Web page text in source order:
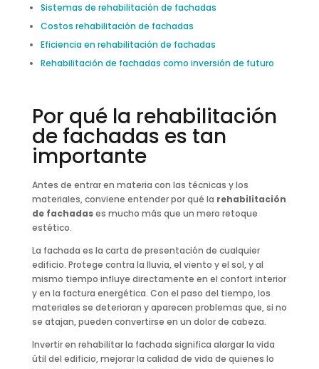
Sistemas de rehabilitación de fachadas
Costos rehabilitación de fachadas
Eficiencia en rehabilitación de fachadas
Rehabilitación de fachadas como inversión de futuro
Por qué la rehabilitación
de fachadas es tan
importante
Antes de entrar en materia con las técnicas y los
materiales, conviene entender por qué la rehabilitación
de fachadases mucho más que un mero retoque
estético.
La fachada es la carta de presentación de cualquier
edificio. Protege contra la lluvia, el viento y el sol, y al
mismo tiempo influye directamente en el confort interior
y en la factura energética. Con el paso del tiempo, los
materiales se deterioran y aparecen problemas que, si no
se atajan, pueden convertirse en un dolor de cabeza.
Invertir en rehabilitar la fachada significa alargar la vida
útil del edificio, mejorar la calidad de vida de quienes lo